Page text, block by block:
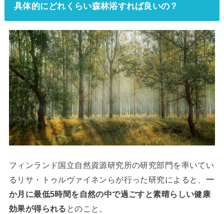
具体的にどれくらい森林浴すれば良いの？
フィンランド国立自然資源研究所の研究部門を率いてい
るリサ・トゥルヴァイネンらが行った研究によると、 一
か月に最低5時間を自然の中で過ごすと素晴らしい健康
効果が得られる とのこと。